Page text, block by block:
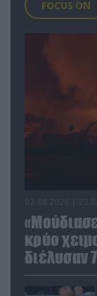
FOCUS ON
κρύο
διέλυσαν